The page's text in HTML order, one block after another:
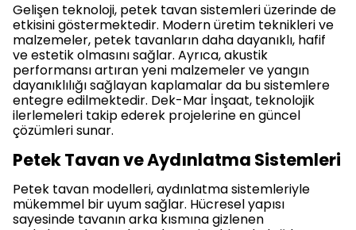
Gelişen teknoloji, petek tavan sistemleri üzerinde de
etkisini göstermektedir. Modern üretim teknikleri ve
malzemeler, petek tavanların daha dayanıklı, hafif
ve estetik olmasını sağlar. Ayrıca, akustik
performansı artıran yeni malzemeler ve yangın
dayanıklılığı sağlayan kaplamalar da bu sistemlere
entegre edilmektedir. Dek-Mar İnşaat, teknolojik
ilerlemeleri takip ederek projelerine en güncel
çözümleri sunar.
Petek Tavan ve Aydınlatma Sistemleri
Petek tavan modelleri, aydınlatma sistemleriyle
mükemmel bir uyum sağlar. Hücresel yapısı
sayesinde tavanın arka kısmına gizlenen